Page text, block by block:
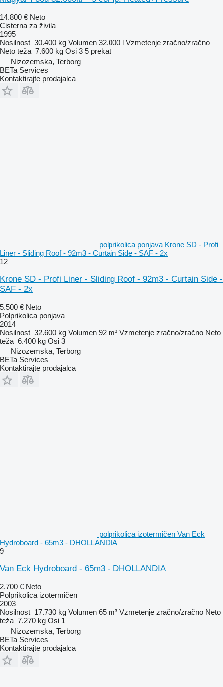
14.800 € Neto
Cisterna za živila
1995
Nosilnost 30.400 kg Volumen 32.000 l Vzmetenje zračno/zračno
Neto teža 7.600 kg Osi 3 5 prekat
Nizozemska, Terborg
BETa Services
Kontaktirajte prodajalca
polprikolica ponjava Krone SD - Profi
Liner - Sliding Roof - 92m3 - Curtain Side - SAF - 2x
12
Krone SD - Profi Liner - Sliding Roof - 92m3 - Curtain Side -
SAF - 2x
5.500 € Neto
Polprikolica ponjava
2014
Nosilnost 32.600 kg Volumen 92 m³ Vzmetenje zračno/zračno Neto
teža 6.400 kg Osi 3
Nizozemska, Terborg
BETa Services
Kontaktirajte prodajalca
polprikolica izotermičen Van Eck
Hydroboard - 65m3 - DHOLLANDIA
9
Van Eck Hydroboard - 65m3 - DHOLLANDIA
2.700 € Neto
Polprikolica izotermičen
2003
Nosilnost 17.730 kg Volumen 65 m³ Vzmetenje zračno/zračno Neto
teža 7.270 kg Osi 1
Nizozemska, Terborg
BETa Services
Kontaktirajte prodajalca